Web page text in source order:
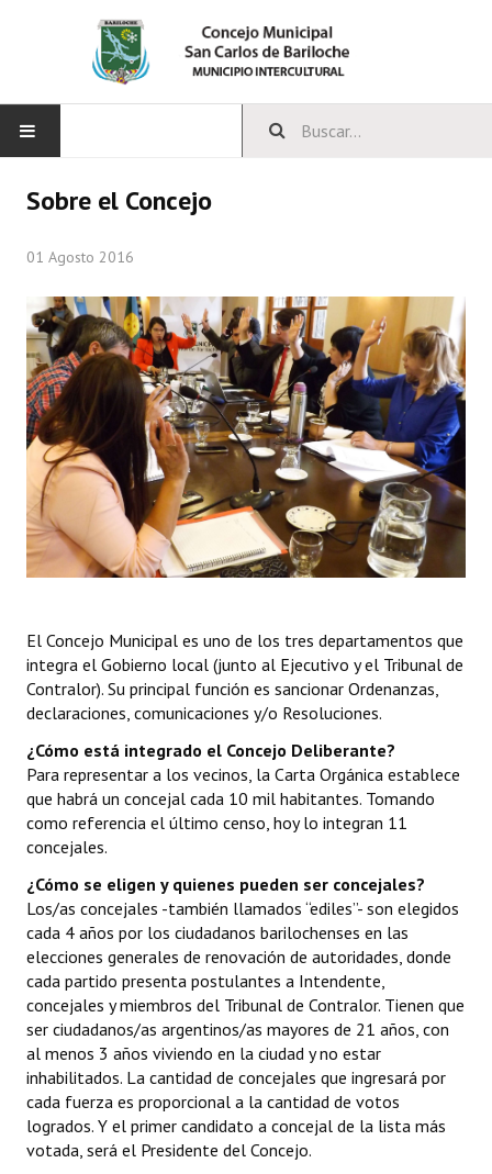
Integrantes del Concejo
Comisiones Permanentes
Comisiones Especiales
Concejales Mandato Cumplido
Programas
LEGISLACIÓN
Constitución Provincial
Carta Orgánica 2007
Reglamento Interno
Digesto
Organigrama
DOCUMENTOS
Informes de Gestión
Proyectos Presentados
Dictámenes Asesoría Letrada
Actas de Sesión
Informes de Unidad Coordinadora
Ejecución Presupuestaria
Sobre el Concejo
01 Agosto 2016
El Concejo Municipal es uno de los tres departamentos que
integra el Gobierno local (junto al Ejecutivo y el Tribunal de
Contralor). Su principal función es sancionar Ordenanzas,
declaraciones, comunicaciones y/o Resoluciones.
¿Cómo está integrado el Concejo Deliberante?
Para representar a los vecinos, la Carta Orgánica establece
que habrá un concejal cada 10 mil habitantes. Tomando
como referencia el último censo, hoy lo integran 11
concejales.
¿Cómo se eligen y quienes pueden ser concejales?
Los/as concejales -también llamados “ediles”- son elegidos
cada 4 años por los ciudadanos barilochenses en las
elecciones generales de renovación de autoridades, donde
cada partido presenta postulantes a Intendente,
concejales y miembros del Tribunal de Contralor. Tienen que
ser ciudadanos/as argentinos/as mayores de 21 años, con
al menos 3 años viviendo en la ciudad y no estar
inhabilitados. La cantidad de concejales que ingresará por
cada fuerza es proporcional a la cantidad de votos
logrados. Y el primer candidato a concejal de la lista más
votada, será el Presidente del Concejo.